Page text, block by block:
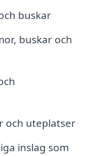
buskar
buskar och
och uteplatser
inslag som